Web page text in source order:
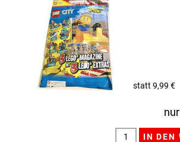
statt 9,99 €
nur